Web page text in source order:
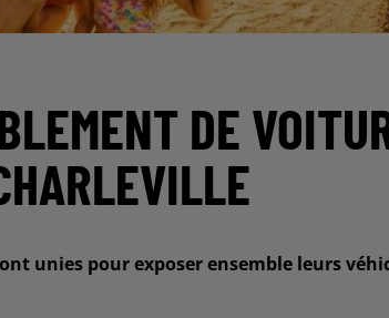
DE
unies pour exposer ensemble leurs